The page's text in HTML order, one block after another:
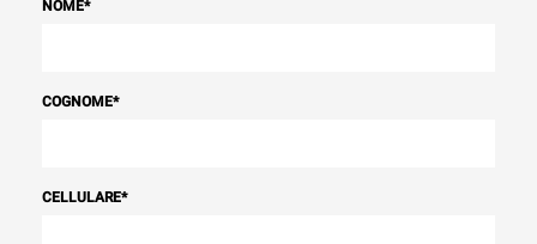
NOME*
COGNOME*
CELLULARE*